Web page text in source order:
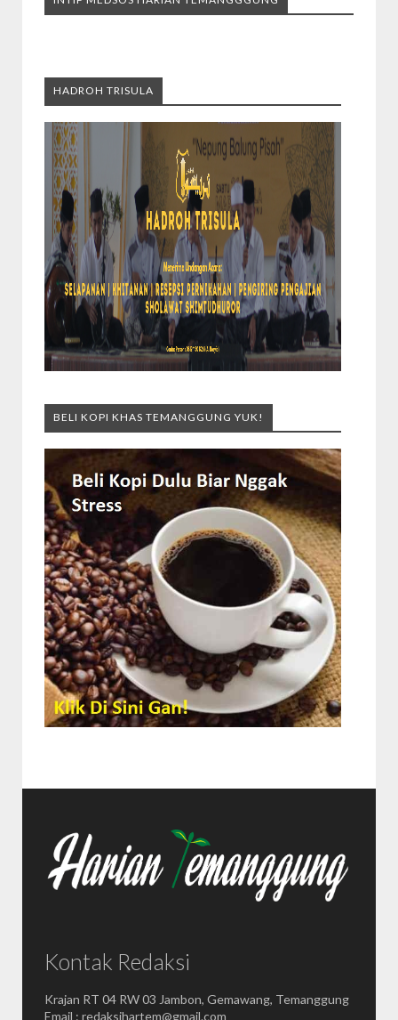
HADROH TRISULA
BELI KOPI KHAS TEMANGGUNG YUK!
Kontak Redaksi
Krajan RT 04 RW 03 Jambon, Gemawang, Temanggung
Email : redaksihartem@gmail.com